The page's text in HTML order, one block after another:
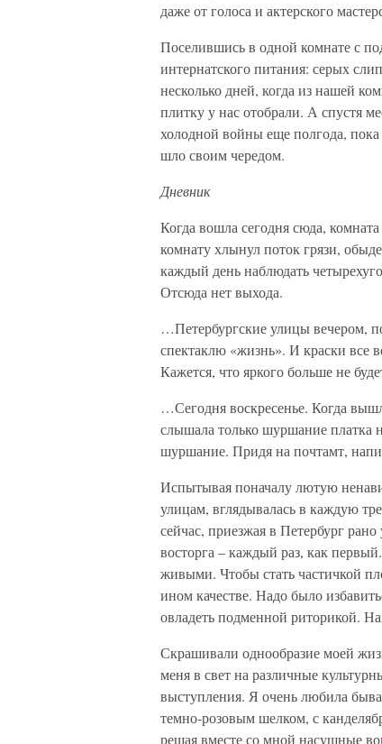
даже от голоса и актерского
Поселившись в одной комнате с
интернатского питания: серых
несколько дней, когда из нашей
плитку у нас отобрали. А спустя
холодной войны еще полгода,
шло своим чередом.
Дневник
Когда вошла сегодня сюда,
комнату хлынул поток грязи,
каждый день наблюдать
Отсюда нет выхода.
…Петербургские улицы вечером,
спектаклю «жизнь». И краски все
Кажется, что яркого больше не
…Сегодня воскресенье. Когда
слышала только шуршание платка
шуршание. Придя на почтамт,
Испытывая поначалу лютую
улицам, вглядывалась в каждую
сейчас, приезжая в Петербург
восторга – каждый раз, как
живыми. Чтобы стать частичкой
ином качестве. Надо было
овладеть подменной риторикой.
Скрашивали однообразие моей
меня в свет на различные
выступления. Я очень любила
темно-розовым шелком, с
решая вместе со мной насущные